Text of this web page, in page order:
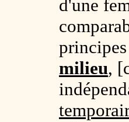
d'une
milieu,